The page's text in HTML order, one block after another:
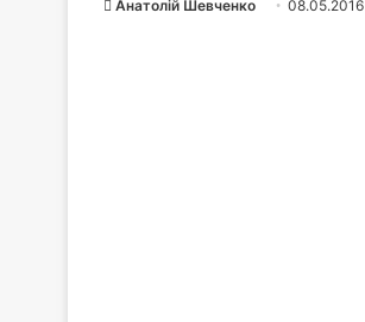
Анатолій Шевченко 08.05.2016